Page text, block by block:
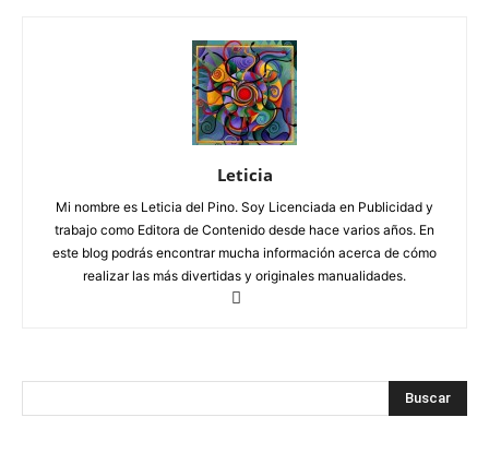
Leticia
Mi nombre es Leticia del Pino. Soy Licenciada en Publicidad y
trabajo como Editora de Contenido desde hace varios años. En
este blog podrás encontrar mucha información acerca de cómo
realizar las más divertidas y originales manualidades.